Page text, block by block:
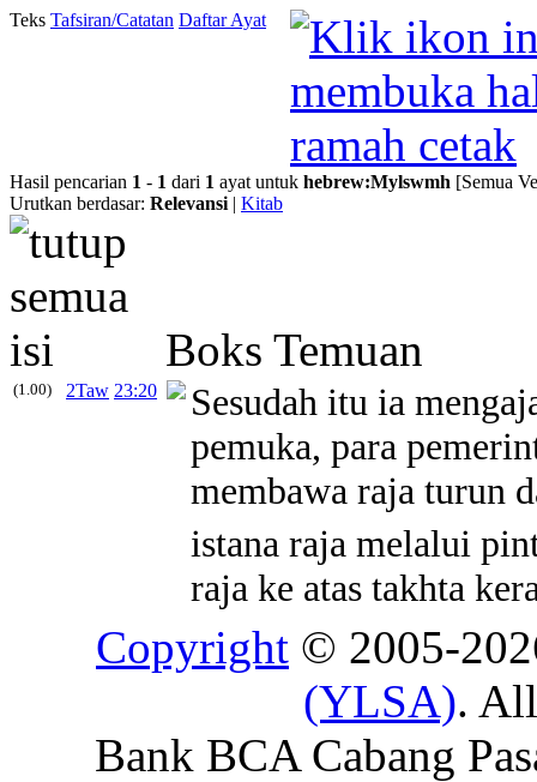
Teks Tafsiran/Catatan Daftar Ayat
Hasil pencarian 1 - 1 dari 1 ayat untuk hebrew:Mylswmh [Semua
Urutkan berdasar: Relevansi | Kitab
Boks Temuan
(1.00) 2Taw 23:20
Sesudah itu ia
pemuka, para
membawa raja turun
istana raja melalui
raja ke atas takhta
Copyright © 2005-
(YLSA).
Bank BCA Cabang